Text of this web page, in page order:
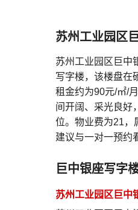
苏州工业园区
苏州工业园区巨中
写字楼，该楼盘在
租金约为90元/㎡/
间开阔、采光良好
位。物业费为21，
建议与一对一预约
巨中银座写字
苏州工业园区巨中